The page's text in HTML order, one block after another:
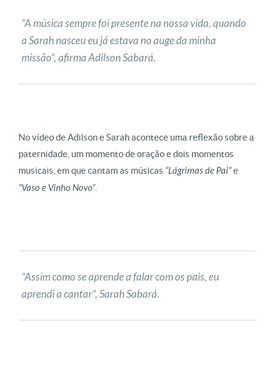
“A música sempre foi presente na nossa vida, quando
a Sarah nasceu eu já estava no auge da minha
missão”, afirma Adilson Sabará.
No vídeo de Adilson e Sarah acontece uma reflexão sobre a
paternidade, um momento de oração e dois momentos
musicais, em que cantam as músicas “Lágrimas de Pai”e
“Vaso e Vinho Novo”.
“Assim como se aprende a falar com os pais, eu
aprendi a cantar”, Sarah Sabará.